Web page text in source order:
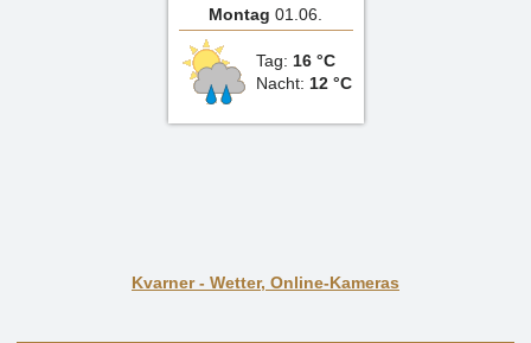
Montag 01.06.
Tag: 16 °C
Nacht: 12 °C
Kvarner - Wetter, Online-Kameras